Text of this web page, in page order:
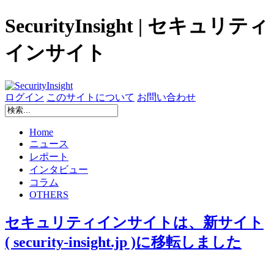
SecurityInsight | セキュリティ
インサイト
ログイン このサイトについて お問い合わせ
Home
ニュース
レポート
インタビュー
コラム
OTHERS
セキュリティインサイトは、新サイト
( security-insight.jp )に移転しました